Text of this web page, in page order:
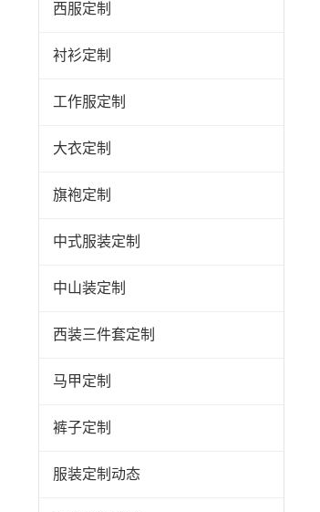
西服定制
衬衫定制
工作服定制
大衣定制
旗袍定制
中式服装定制
中山装定制
西装三件套定制
马甲定制
裤子定制
服装定制动态